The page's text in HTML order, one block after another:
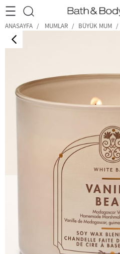
•2200₺ ve Üzeri Kargo Ücretsiz!•
ANASAYFA MUMLAR BÜYÜK MUM